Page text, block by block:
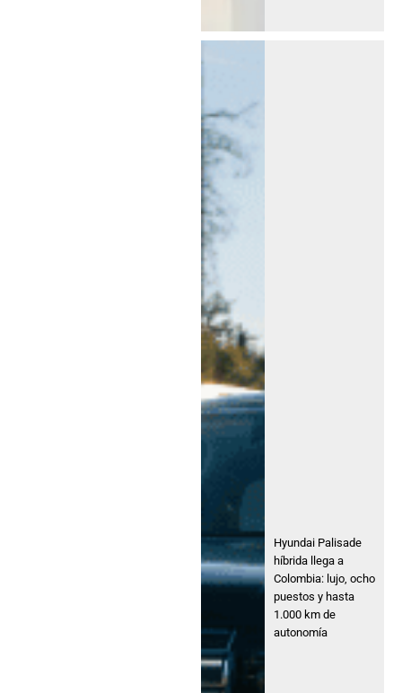
Hyundai Palisade
híbrida llega a
Colombia: lujo, ocho
puestos y hasta
1.000 km de
autonomía